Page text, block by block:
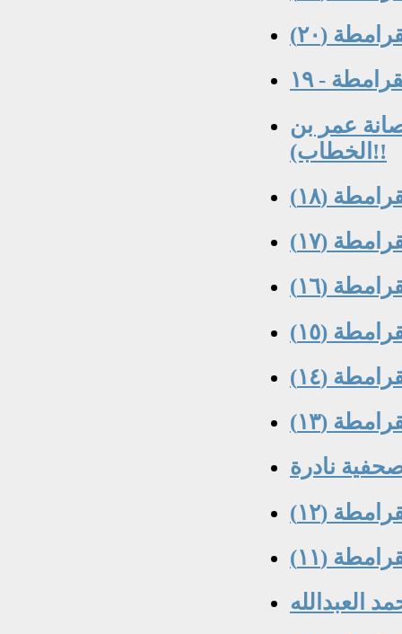
(٢٠)
- ١٩
عمر بن
الخطاب)!!
(١٨)
(١٧)
(١٦)
(١٥)
(١٤)
(١٣)
نادرة
(١٢)
(١١)
العبدالله